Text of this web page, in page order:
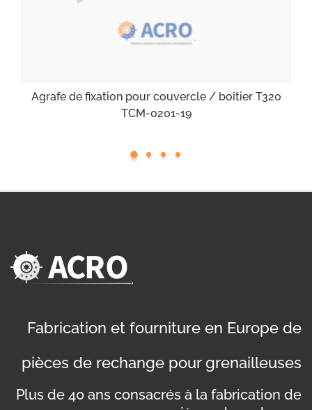
Agrafe de fixation pour couvercle / boîtier T320
TCM-0201-19
Fabrication et fourniture en Europe de
pièces de rechange pour grenailleuses
Plus de 40 ans consacrés à la fabrication de